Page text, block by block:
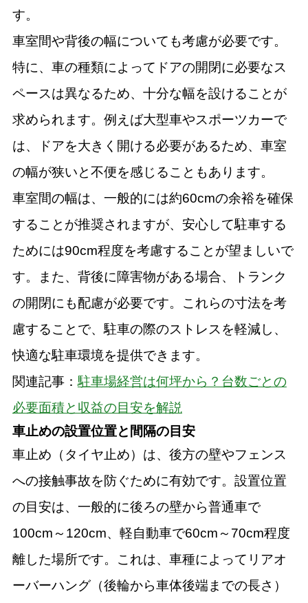
す。
車室間や背後の幅についても考慮が必要です。
特に、車の種類によってドアの開閉に必要なス
ペースは異なるため、十分な幅を設けることが
求められます。例えば大型車やスポーツカーで
は、ドアを大きく開ける必要があるため、車室
の幅が狭いと不便を感じることもあります。
車室間の幅は、一般的には約60cmの余裕を確保
することが推奨されますが、安心して駐車する
ためには90cm程度を考慮することが望ましいで
す。また、背後に障害物がある場合、トランク
の開閉にも配慮が必要です。これらの寸法を考
慮することで、駐車の際のストレスを軽減し、
快適な駐車環境を提供できます。
関連記事： 駐車場経営は何坪から？台数ごとの
必要面積と収益の目安を解説
車止めの設置位置と間隔の目安
車止め（タイヤ止め）は、後方の壁やフェンス
への接触事故を防ぐために有効です。設置位置
の目安は、一般的に後ろの壁から普通車で
100cm～120cm、軽自動車で60cm～70cm程度
離した場所です。これは、車種によってリアオ
ーバーハング（後輪から車体後端までの長さ）